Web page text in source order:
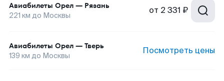
Авиабилеты Орел — Рязань
221 км до Москвы от 2 331 ₽
Авиабилеты Орел — Тверь
139 км до Москвы Посмотреть цены